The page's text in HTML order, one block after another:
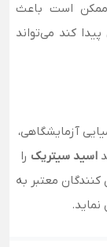
است باعث
کند می‌تواند
آزمایشگاهی،
اسید سیتریک را
معتبر به